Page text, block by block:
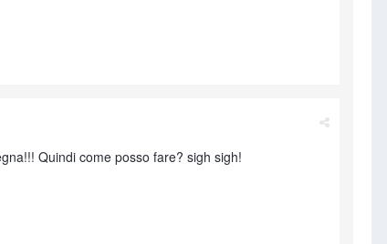
Quindi come posso fare? sigh sigh!